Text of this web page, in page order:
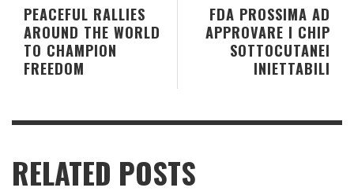
FDA PROSSIMA AD
APPROVARE I CHIP
SOTTOCUTANEI
INIETTABILI
PEACEFUL RALLIES
AROUND THE WORLD
TO CHAMPION
FREEDOM
RELATED POSTS